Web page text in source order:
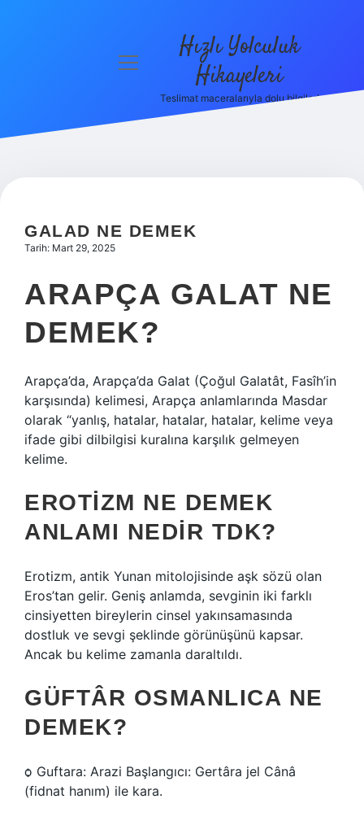
Hakkımızda
menüyü
Hızlı Yolculuk
Hikayeleri
Teslimat maceralarıyla dolu bilgiler!
GALAD NE DEMEK
Tarih: Mart 29, 2025
ARAPÇA GALAT NE
DEMEK?
Arapça’da, Arapça’da Galat (Çoğul Galatât, Fasîh’in
karşısında) kelimesi, Arapça anlamlarında Masdar
olarak “yanlış, hatalar, hatalar, hatalar, kelime veya
ifade gibi dilbilgisi kuralına karşılık gelmeyen
kelime.
EROTIZM NE DEMEK
ANLAMI NEDIR TDK?
Erotizm, antik Yunan mitolojisinde aşk sözü olan
Eros’tan gelir. Geniş anlamda, sevginin iki farklı
cinsiyetten bireylerin cinsel yakınsamasında
dostluk ve sevgi şeklinde görünüşünü kapsar.
Ancak bu kelime zamanla daraltıldı.
GÜFTÂR OSMANLICA NE
DEMEK?
ѻ Guftara: Arazi Başlangıcı: Gertâra jel Cânâ
(fidnat hanım) ile kara.